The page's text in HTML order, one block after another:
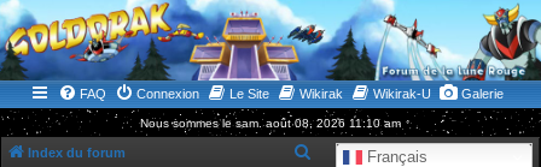
WWW.GOLDORAKGO.COM
le site de la Lune Rouge
FAQ Connexion Le Site Wikirak Wikirak-U Galerie
Nous sommes le sam. août 08, 2026 11:10 am
Index du forum Français